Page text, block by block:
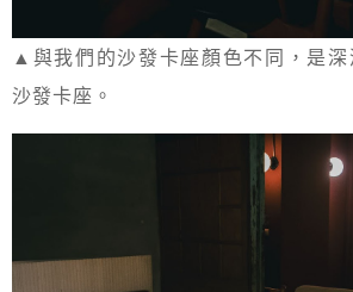
▲與我們的沙發卡座顏色不同，是
沙發卡座。